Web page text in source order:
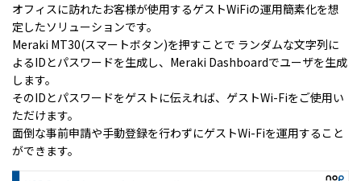
オフィスに訪れたお客様が使用するゲストWiFiの運用簡素化を想
定したソリューションです。
Meraki MT30(スマートボタン)を押すことで ランダムな文字列に
よるIDとパスワードを生成し、 Meraki Dashboardでユーザを生成
します。
そのIDとパスワードをゲストに伝えれば、ゲストWi-Fiをご使用い
ただけます。
面倒な事前申請や手動登録を行わずにゲストWi-Fiを運用すること
ができます。